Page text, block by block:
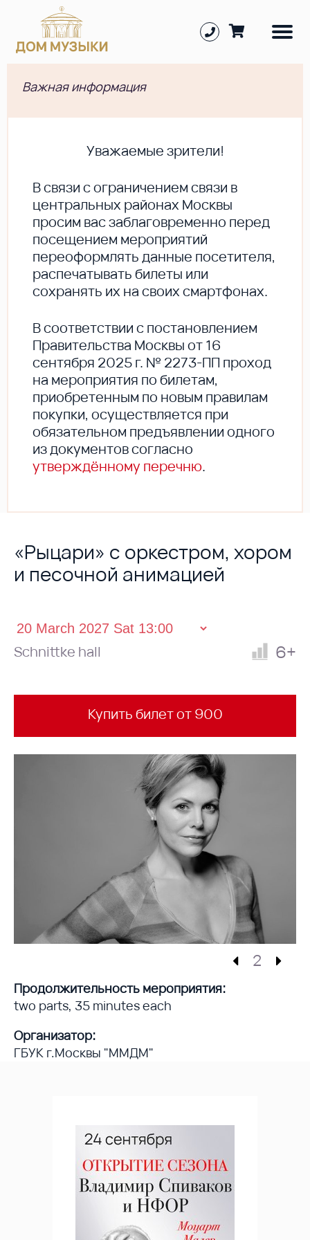
Важная информация
Уважаемые зрители!
В cвязи с ограничением связи в
центральных районах Москвы
просим вас заблаговременно перед
посещением мероприятий
переоформлять данные посетителя,
распечатывать билеты или
сохранять их на своих смартфонах.
В соответствии с постановлением
Правительства Москвы от 16
сентября 2025 г. № 2273-ПП проход
на мероприятия по билетам,
приобретенным по новым правилам
покупки, осуществляется при
обязательном предъявлении одного
из документов согласно
утверждённому перечню.
«Рыцари» с оркестром, хором
и песочной анимацией
Schnittke hall 6+
Купить билет от 900
2
Продолжительность мероприятия:
two parts, 35 minutes each
Организатор:
ГБУК г.Москвы "ММДМ"